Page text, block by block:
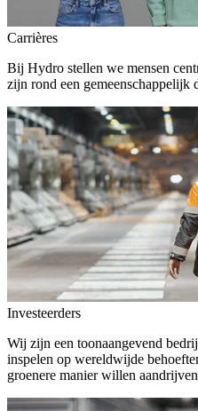
Carrières
Bij Hydro stellen we mensen
zijn rond een gemeenschappelijk
Investeerders
Wij zijn een toonaangevend
inspelen op wereldwijde
groenere manier willen